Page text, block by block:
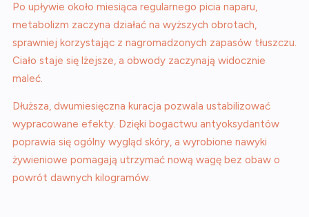
Po upływie około miesiąca regularnego picia naparu,
metabolizm zaczyna działać na wyższych obrotach,
sprawniej korzystając z nagromadzonych zapasów tłuszczu.
Ciało staje się lżejsze, a obwody zaczynają widocznie
maleć.
Dłuższa, dwumiesięczna kuracja pozwala ustabilizować
wypracowane efekty. Dzięki bogactwu antyoksydantów
poprawia się ogólny wygląd skóry, a wyrobione nawyki
żywieniowe pomagają utrzymać nową wagę bez obaw o
powrót dawnych kilogramów.